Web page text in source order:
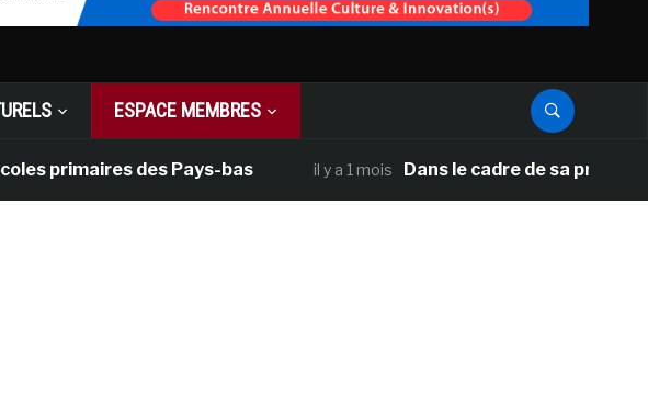
ESPACE MEMBRES
primaires des Pays-bas il y a 1 mois Dans le cadre de sa